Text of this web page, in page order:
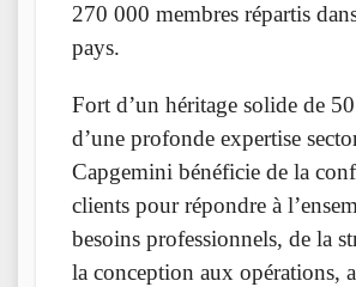
270 000 membres répartis
pays.
Fort d’un héritage solide de
d’une profonde expertise
Capgemini bénéficie de la
clients pour répondre à
besoins professionnels, de la
la conception aux opérations,